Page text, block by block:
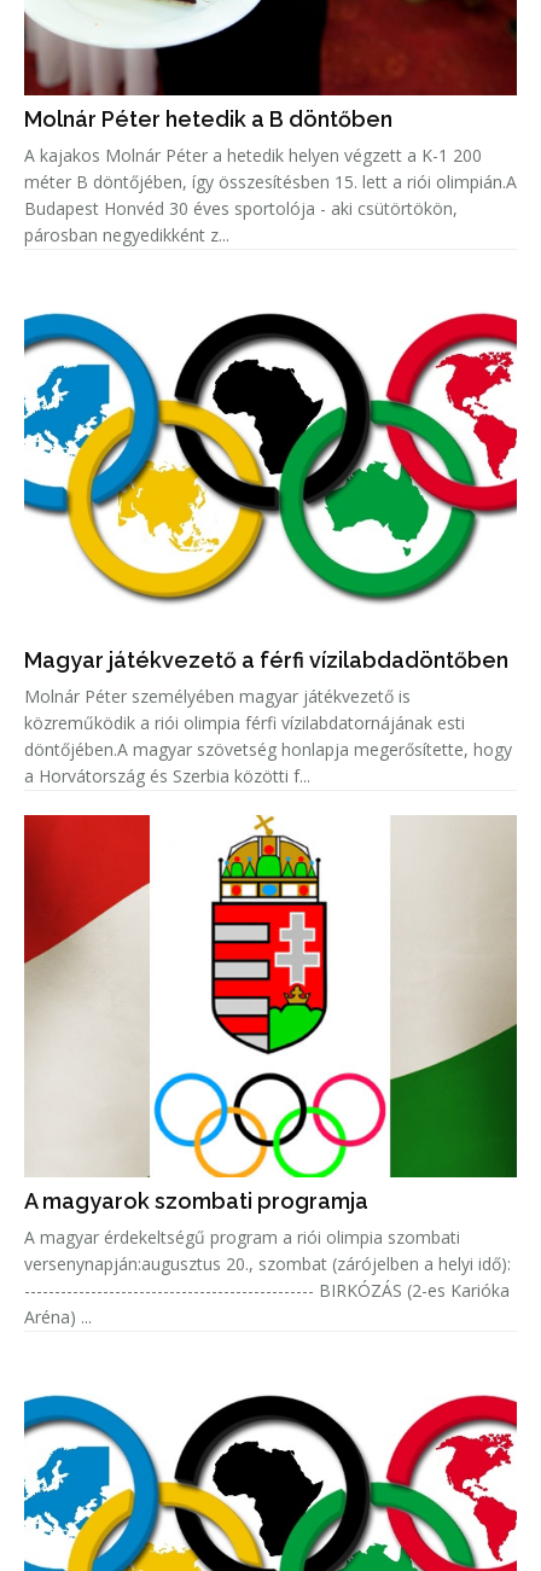
Molnár Péter hetedik a B döntőben
A kajakos Molnár Péter a hetedik helyen végzett a K-1 200
méter B döntőjében, így összesítésben 15. lett a riói olimpián.A
Budapest Honvéd 30 éves sportolója - aki csütörtökön,
párosban negyedikként z...
Magyar játékvezető a férfi vízilabdadöntőben
Molnár Péter személyében magyar játékvezető is
közreműködik a riói olimpia férfi vízilabdatornájának esti
döntőjében.A magyar szövetség honlapja megerősítette, hogy
a Horvátország és Szerbia közötti f...
A magyarok szombati programja
A magyar érdekeltségű program a riói olimpia szombati
versenynapján:augusztus 20., szombat (zárójelben a helyi idő):
------------------------------------------------ BIRKÓZÁS (2-es Karióka
Aréna) ...